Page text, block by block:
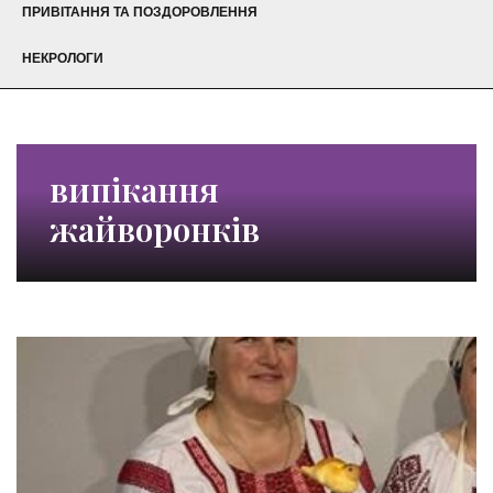
ПРИВІТАННЯ ТА ПОЗДОРОВЛЕННЯ
НЕКРОЛОГИ
випікання
жайворонків